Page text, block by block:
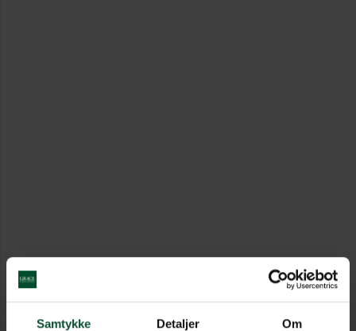
Samtykke Detaljer Om